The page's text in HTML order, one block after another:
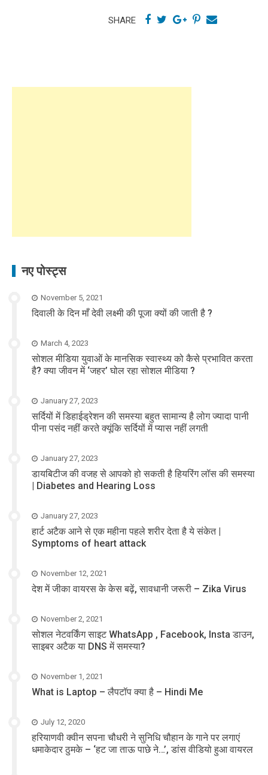
SHARE
नए पोस्ट्स
November 5, 2021
दिवाली के दिन माँ देवी लक्ष्मी की पूजा क्यों की जाती है ?
March 4, 2023
सोशल मीडिया युवाओं के मानसिक स्वास्थ्य को कैसे प्रभावित करता
है? क्या जीवन में ‘जहर’ घोल रहा सोशल मीडिया ?
January 27, 2023
सर्दियों में डिहाईड्रेशन की समस्या बहुत सामान्य है लोग ज्यादा पानी
पीना पसंद नहीं करते क्यूंकि सर्दियों में प्यास नहीं लगती
January 27, 2023
डायबिटीज की वजह से आपको हो सकती है हियरिंग लॉस की समस्या
| Diabetes and Hearing Loss
January 27, 2023
हार्ट अटैक आने से एक महीना पहले शरीर देता है ये संकेत |
Symptoms of heart attack
November 12, 2021
देश में जीका वायरस के केस बढ़ें, सावधानी जरूरी – Zika Virus
November 2, 2021
सोशल नेटवर्किंग साइट WhatsApp , Facebook, Insta डाउन,
साइबर अटैक या DNS में समस्या?
November 1, 2021
What is Laptop – लैपटॉप क्या है – Hindi Me
July 12, 2020
हरियाणवी क्वीन सपना चौधरी ने सुनिधि चौहान के गाने पर लगाएं
धमाकेदार ठुमके – ‘हट जा ताऊ पाछे ने…’, डांस वीडियो हुआ वायरल